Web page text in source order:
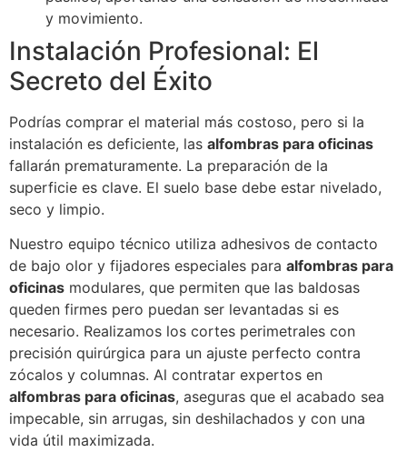
y movimiento.
Instalación Profesional: El
Secreto del Éxito
Podrías comprar el material más costoso, pero si la
instalación es deficiente, las alfombras para oficinas
fallarán prematuramente. La preparación de la
superficie es clave. El suelo base debe estar nivelado,
seco y limpio.
Nuestro equipo técnico utiliza adhesivos de contacto
de bajo olor y fijadores especiales para alfombras para
oficinas modulares, que permiten que las baldosas
queden firmes pero puedan ser levantadas si es
necesario. Realizamos los cortes perimetrales con
precisión quirúrgica para un ajuste perfecto contra
zócalos y columnas. Al contratar expertos en
alfombras para oficinas, aseguras que el acabado sea
impecable, sin arrugas, sin deshilachados y con una
vida útil maximizada.